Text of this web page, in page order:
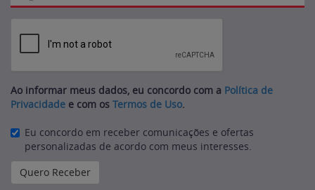
Ao informar meus dados, eu concordo com a Política de
Privacidade e com os Termos de Uso.
Eu concordo em receber comunicações e ofertas
personalizadas de acordo com meus interesses.